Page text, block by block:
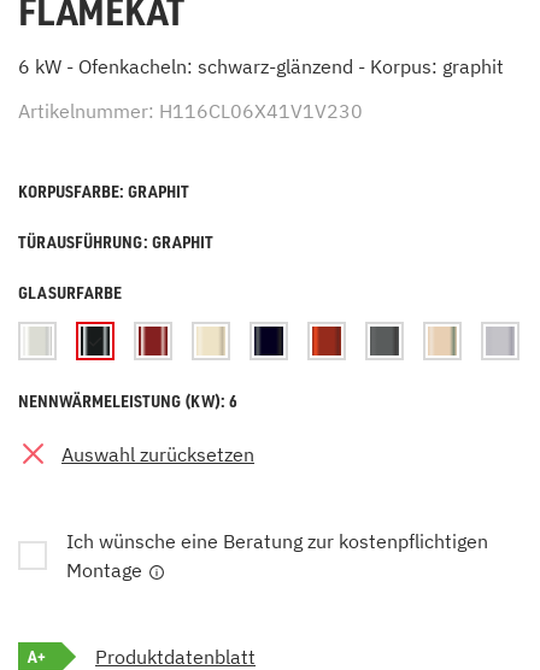
6 kW - Ofenkacheln: schwarz-glänzend - Korpus: graphit
Artikelnummer: H116CL06X41V1V230
KORPUSFARBE: GRAPHIT
TÜRAUSFÜHRUNG: GRAPHIT
GLASURFARBE
NENNWÄRMELEISTUNG (KW): 6
Auswahl zurücksetzen
Ich wünsche eine Beratung zur kostenpflichtigen
Montage
A+ Produktdatenblatt